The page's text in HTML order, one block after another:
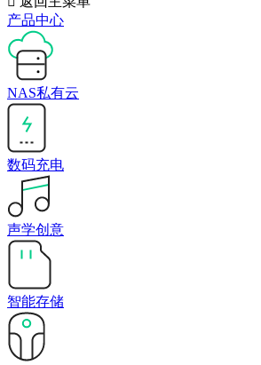
产品中心
NAS私有云
数码充电
声学创意
智能存储